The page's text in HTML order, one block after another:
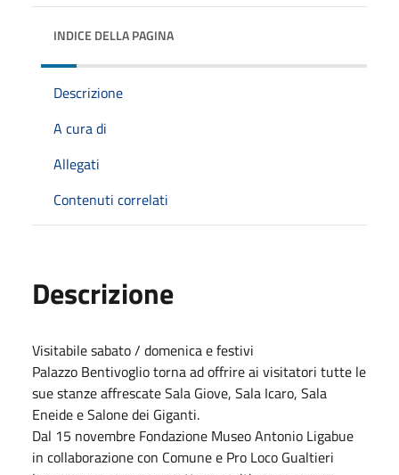
INDICE DELLA PAGINA
Descrizione
A cura di
Allegati
Contenuti correlati
Descrizione
Visitabile sabato / domenica e festivi
Palazzo Bentivoglio torna ad offrire ai visitatori tutte le
sue stanze affrescate Sala Giove, Sala Icaro, Sala
Eneide e Salone dei Giganti.
Dal 15 novembre Fondazione Museo Antonio Ligabue
in collaborazione con Comune e Pro Loco Gualtieri